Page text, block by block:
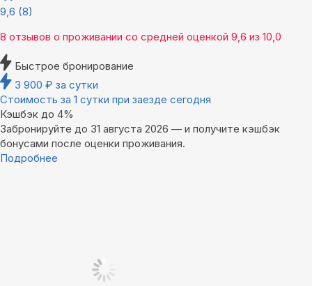
9,6 (8)
8 отзывов о проживании со средней оценкой 9,6 из 10,0
Быстрое бронирование
3 900 ₽ за сутки
Стоимость за 1 сутки при заезде сегодня
Кэшбэк до 4%
Забронируйте до 31 августа 2026 — и получите кэшбэк
бонусами после оценки проживания.
Подробнее